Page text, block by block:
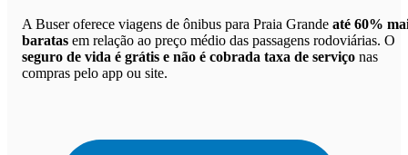
A Buser oferece viagens de ônibus para Praia Grande até 60%
baratas em relação ao preço médio das passagens rodoviárias. O
seguro de vida é grátis e não é cobrada taxa de serviço nas
compras pelo app ou site.